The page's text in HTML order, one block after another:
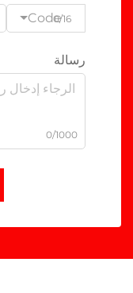
Code0/16
رسالة
0/1000